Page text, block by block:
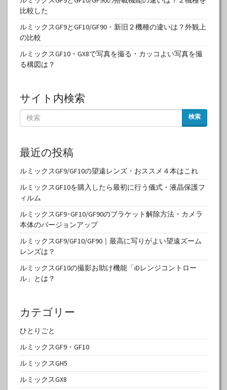
比較した
ルミックスGF9とGF10/GF90・新旧２機種の違いは？外観上
の比較
ルミックスGF10・GX8で写真を撮る・カッコよい写真を撮
る構図は？
サイト内検索
検索
最近の投稿
ルミックスGF9/GF10の望遠レンズ・おススメ４本はこれ
ルミックスGF10を購入したら最初に行う儀式・液晶保護フ
ィルム
ルミックスGF9･GF10/GF90のブラケット解除方法・カメラ
本体のバージョンアップ
ルミックスGF9/GF10/GF90｜最高に写りがよい望遠ズーム
レンズは？
ルミックスGF10の撮影お助け機能「iDレンジコントロー
ル」とは？
カテゴリー
ひとりごと
ルミックスGF9・GF10
ルミックスGH5
ルミックスGX8